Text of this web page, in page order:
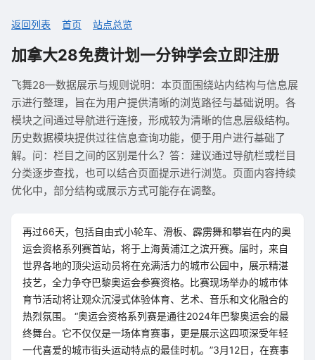
返回列表 首页 站点总览
加拿大28免费计划一分钟学会立即注册
飞舞28—数据展示与规则说明：本页面围绕站内结构与信息展
示进行整理，旨在为用户提供清晰的浏览路径与基础说明。各
模块之间通过导航进行连接，形成较为清晰的信息层级结构。
历史数据模块提供过往信息查询功能，便于用户进行基础了
解。问：栏目之间的区别是什么？答：建议通过导航栏或栏目
分类逐步查找，也可以结合页面提示进行浏览。页面内容持续
优化中，部分结构或展示方式可能存在调整。
再过66天，包括自由式小轮车、滑板、霹雳舞和攀岩在内的奥
运会资格系列赛首站，将于上海黄浦江之滨开赛。届时，来自
世界各地的顶尖运动员将在充满活力的城市公园中，展示精湛
技艺，全力争夺巴黎奥运会参赛资格。比赛现场举办的城市体
育节活动将让观众沉浸式体验体育、艺术、音乐和文化融合的
热烈氛围。 “奥运会资格系列赛是通往2024年巴黎奥运会的最
终舞台。它不仅仅是一场体育赛事，更是展示这四项深受年轻
一代喜爱的城市街头运动特点的最佳时机。”3月12日，在赛事